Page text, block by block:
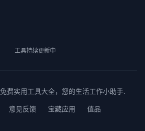
工具持续更新中
免费实用工具大全，您的生活工作小助手.
意见反馈 宝藏应用 值品